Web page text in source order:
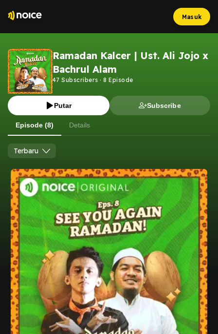
Masuk
Ramadan Kalcer | Ust. Ali Jojo x
Bachrul Alam
47 Subscribers ·8 Episode
Putar Subscribe
Episode (8) Details
Terbaru